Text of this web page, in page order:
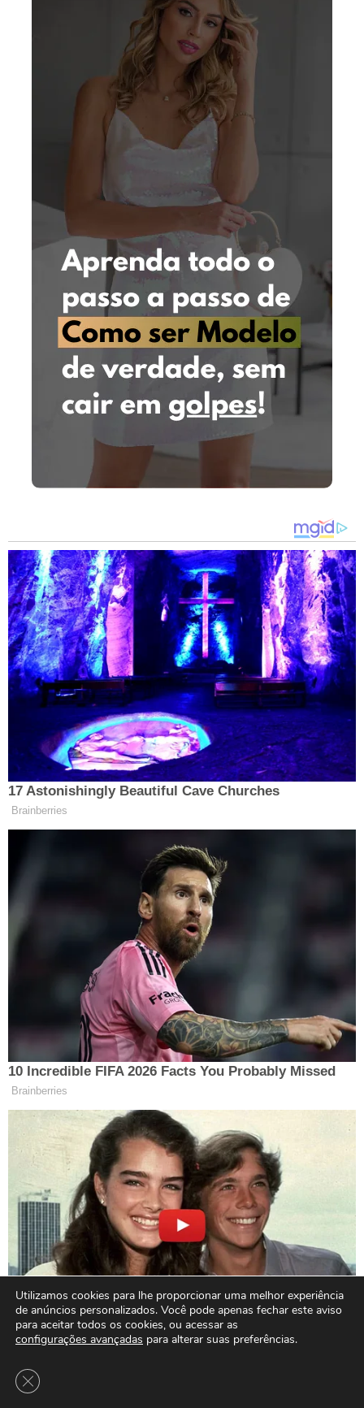
Utilizamos cookies para lhe proporcionar uma melhor experiência
de anúncios personalizados. Você pode apenas fechar este aviso
para aceitar todos os cookies, ou acessar as
configurações avançadas para alterar suas preferências.
Close GDPR Cookie Banner